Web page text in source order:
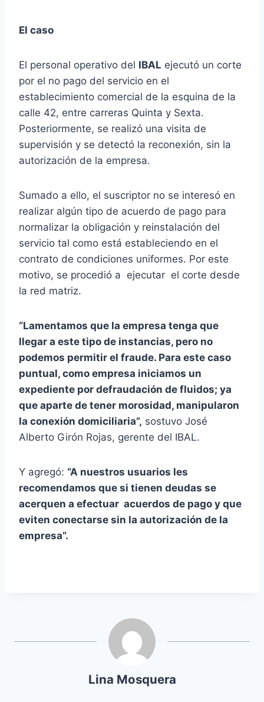
El caso
El personal operativo del IBAL ejecutó un corte
por el no pago del servicio en el
establecimiento comercial de la esquina de la
calle 42, entre carreras Quinta y Sexta.
Posteriormente, se realizó una visita de
supervisión y se detectó la reconexión, sin la
autorización de la empresa.
Sumado a ello, el suscriptor no se interesó en
realizar algún tipo de acuerdo de pago para
normalizar la obligación y reinstalación del
servicio tal como está estableciendo en el
contrato de condiciones uniformes. Por este
motivo, se procedió a ejecutar el corte desde
la red matriz.
“Lamentamos que la empresa tenga que
llegar a este tipo de instancias, pero no
podemos permitir el fraude. Para este caso
puntual, como empresa iniciamos un
expediente por defraudación de fluidos; ya
que aparte de tener morosidad, manipularon
la conexión domiciliaria”, sostuvo José
Alberto Girón Rojas, gerente del IBAL.
Y agregó: “A nuestros usuarios les
recomendamos que si tienen deudas se
acerquen a efectuar acuerdos de pago y que
eviten conectarse sin la autorización de la
empresa”.
Lina Mosquera